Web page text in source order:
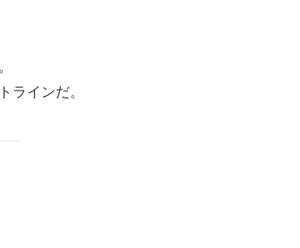
ラインだ。